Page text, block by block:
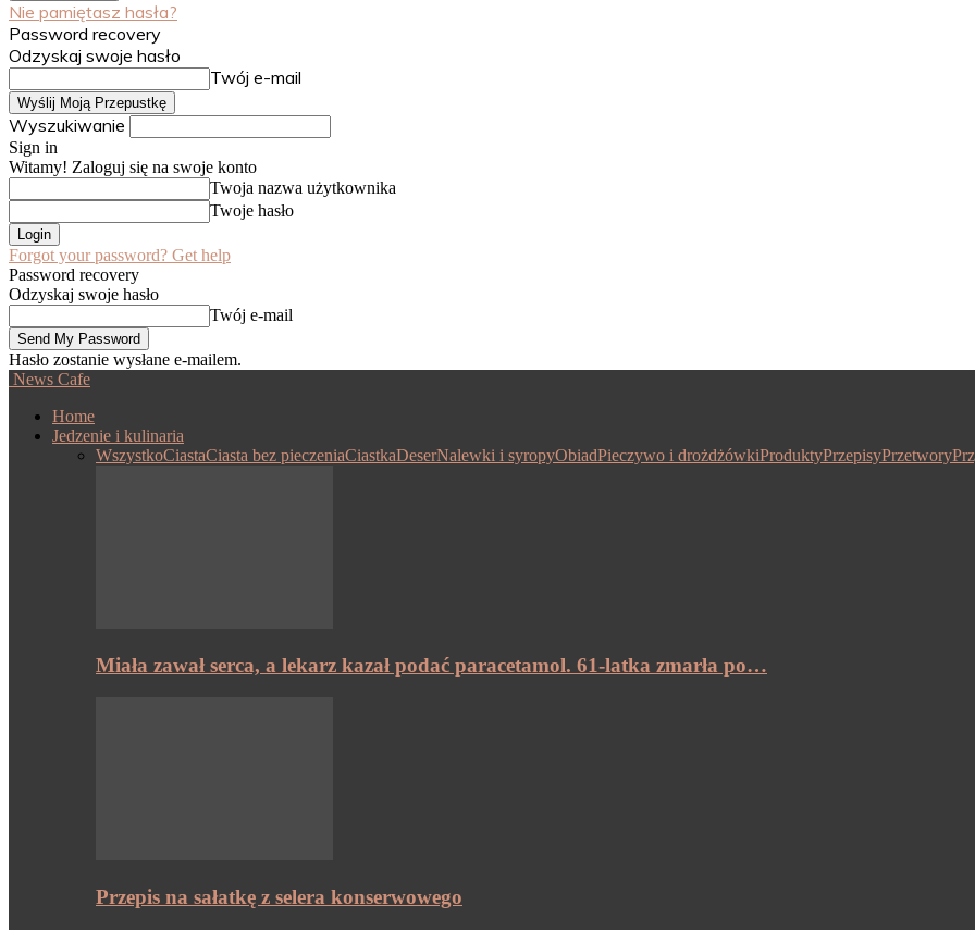
Nie pamiętasz hasła?
Password recovery
Odzyskaj swoje hasło
Twój e-mail
Wyszukiwanie
Sign in
Witamy! Zaloguj się na swoje konto
Twoja nazwa użytkownika
Twoje hasło
Forgot your password? Get help
Password recovery
Odzyskaj swoje hasło
Twój e-mail
Hasło zostanie wysłane e-mailem.
News Cafe
Home
Jedzenie i kulinaria
WszystkoCiastaCiasta bez pieczeniaCiastkaDeserNalewki i syropyObiadPieczywo i drożdżówkiProduktyPrzepisyPrzetwory
Miała zawał serca, a lekarz kazał podać paracetamol. 61-latka zmarła po…
Przepis na sałatkę z selera konserwowego